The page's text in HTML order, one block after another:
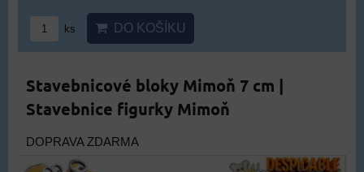
ks DO KOŠÍKU
Stavebnicové bloky Mimoň 7 cm |
Stavebnice figurky Mimoň
DOPRAVA ZDARMA